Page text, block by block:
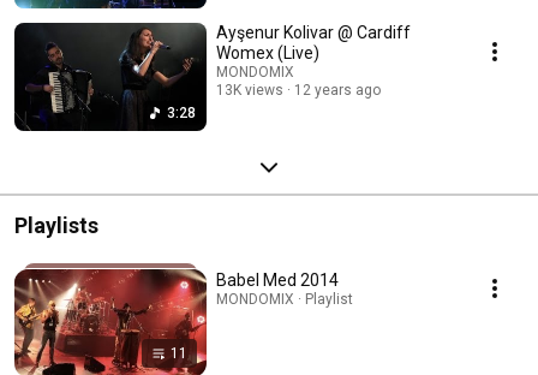
3:28
Ayşenur Kolivar @ Cardiff
Womex (Live)
MONDOMIX
13K views
12 years ago
Playlists
11
Babel Med 2014
MONDOMIX · Playlist